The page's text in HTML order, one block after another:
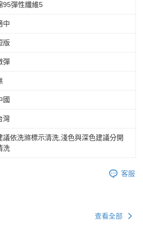
95彈性纖維5
中
版
彈
國
灣
議依洗滌標示清洗,淺色與深色建議分開
洗
客服
查看全部